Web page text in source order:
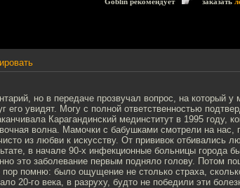
но в передаче прозвучал вопрос, на который у
его увидят. Могу с полной ответственностью
Карагандинский мединститут в 1995 году,
волна. Мамочки с бабушками смотрели на нас,
из любви к искусству. От прививок отбивались
в начале 90-х инфекционные больницы города
это заболевание первым подняло голову. Потом
помню: было ощущение не столько страха,
20-го века, в разруху, будто не победили эти